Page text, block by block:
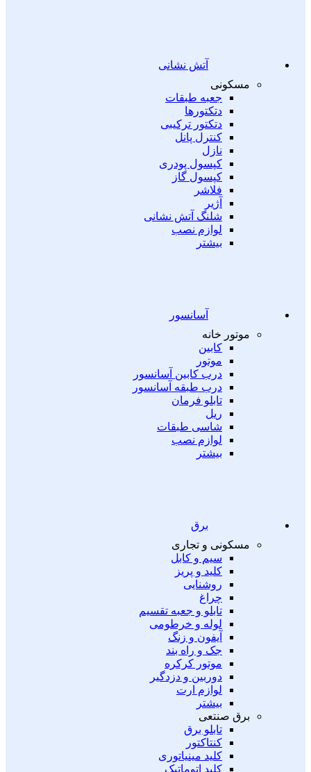
آتش نشانی
مسکونی
جعبه طبقات
دتکتورها
دتکتور ترکیبی
کنترل پانل
نازل
کپسول پودری
کپسول گاز
فلاشر
آژیر
شلنگ آتش نشانی
لوازم نصب
بیشتر
آسانسور
موتور خانه
کابین
موتور
درب کابین آسانسور
درب طبقه آسانسور
تابلو فرمان
ریل
شاسی طبقات
لوازم نصب
بیشتر
برق
مسکونی و تجاری
سیم و کابل
کلید و پریز
روشنایی
چراغ
تابلو و جعبه تقسیم
لوله و خرطومی
آیفون و زنگ
جک و راه بند
موتور کرکره
دوربین و دزدگیر
لوازم ارت
بیشتر
برق صنتعی
تابلو برق
کنتاکتور
کلید مینیاتوری
کلید اتوماتیک